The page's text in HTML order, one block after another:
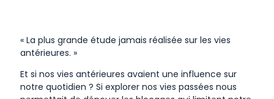
« La plus grande étude jamais réalisée sur les vies
antérieures. »
Et si nos vies antérieures avaient une influence sur
notre quotidien ? Si explorer nos vies passées nous